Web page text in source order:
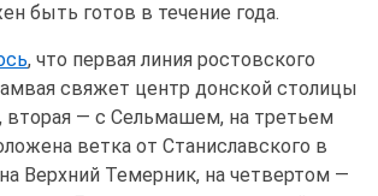
быть готов в течение года.
, что первая линия ростовского
свяжет центр донской столицы
, вторая — с Сельмашем, на третьем
ветка от Станиславского в
Верхний Темерник, на четвертом —